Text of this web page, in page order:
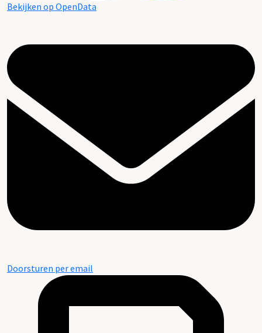
Bekijken op OpenData
Doorsturen per email